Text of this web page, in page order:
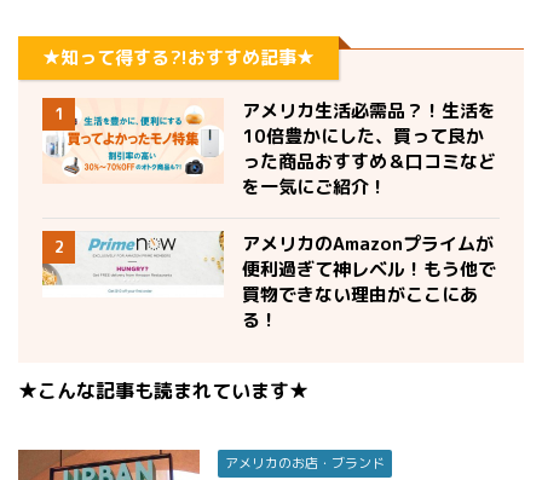
★知って得する?!おすすめ記事★
1
アメリカ生活必需品？！生活を
10倍豊かにした、買って良か
った商品おすすめ＆口コミなど
を一気にご紹介！
2
アメリカのAmazonプライムが
便利過ぎて神レベル！もう他で
買物できない理由がここにあ
る！
★こんな記事も読まれています★
アメリカのお店・ブランド